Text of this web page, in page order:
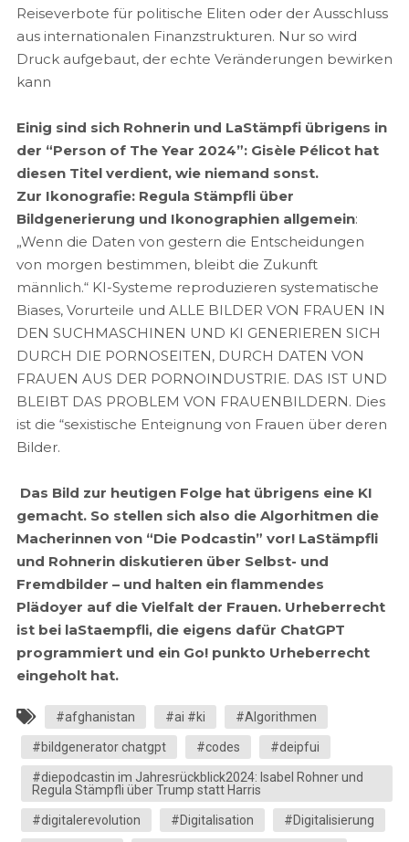
Reiseverbote für politische Eliten oder der Ausschluss
aus internationalen Finanzstrukturen. Nur so wird
Druck aufgebaut, der echte Veränderungen bewirken
kann
Einig sind sich Rohnerin und LaStämpfi übrigens in
der “Person of The Year 2024”: Gisèle Pélicot hat
diesen Titel verdient, wie niemand sonst.
Zur Ikonografie: Regula Stämpfli über
Bildgenerierung und Ikonographien allgemein:
„Wenn die Daten von gestern die Entscheidungen
von morgen bestimmen, bleibt die Zukunft
männlich.“ KI-Systeme reproduzieren systematische
Biases, Vorurteile und ALLE BILDER VON FRAUEN IN
DEN SUCHMASCHINEN UND KI GENERIEREN SICH
DURCH DIE PORNOSEITEN, DURCH DATEN VON
FRAUEN AUS DER PORNOINDUSTRIE. DAS IST UND
BLEIBT DAS PROBLEM VON FRAUENBILDERN. Dies
ist die “sexistische Enteignung von Frauen über deren
Bilder.
Das Bild zur heutigen Folge hat übrigens eine KI
gemacht. So stellen sich also die Algorhitmen die
Macherinnen von “Die Podcastin” vor! LaStämpfli
und Rohnerin diskutieren über Selbst- und
Fremdbilder – und halten ein flammendes
Plädoyer auf die Vielfalt der Frauen. Urheberrecht
ist bei laStaempfli, die eigens dafür ChatGPT
programmiert und ein Go! punkto Urheberrecht
eingeholt hat.
#afghanistan #ai #ki #Algorithmen
#bildgenerator chatgpt #codes #deipfui
#diepodcastin im Jahresrückblick2024: Isabel Rohner und
Regula Stämpfli über Trump statt Harris
#digitalerevolution #Digitalisation #Digitalisierung